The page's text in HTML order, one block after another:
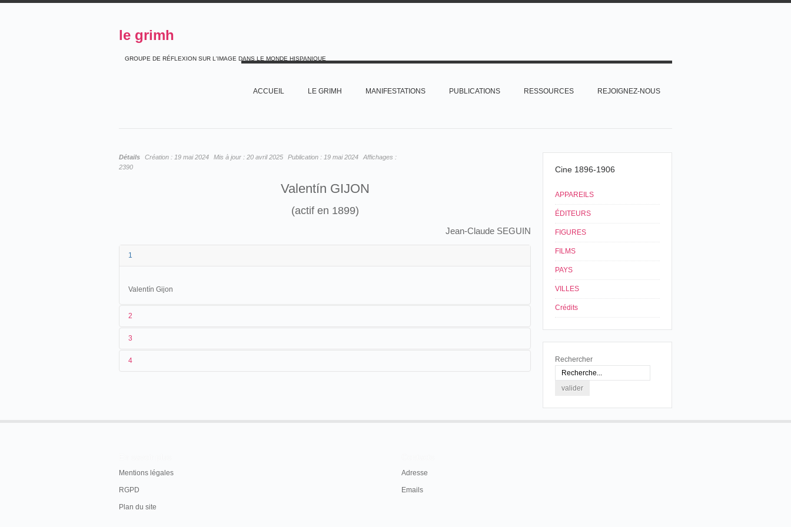
le grimh
GROUPE DE RÉFLEXION SUR L'IMAGE DANS LE MONDE HISPANIQUE
ACCUEIL LE GRIMH MANIFESTATIONS PUBLICATIONS RESSOURCES REJOIGNEZ-NOUS
Détails Création : 19 mai 2024 Mis à jour : 20 avril 2025 Publication : 19 mai 2024
Affichages :
2390
Valentín GIJON
(actif en 1899)
Jean-Claude SEGUIN
1
Valentín Gijon
2
3
4
Cine 1896-1906
APPAREILS
ÉDITEURS
FIGURES
FILMS
PAYS
VILLES
Crédits
Rechercher
Mentions légales
RGPD
Plan du site
Adresse
Emails